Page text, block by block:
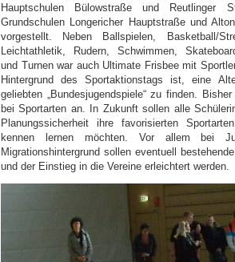
Hauptschulen Bülowstraße und Reutlinger
Grundschulen Longericher Hauptstraße und
vorgestellt. Neben Ballspielen, Basketball/
Leichtathletik, Rudern, Schwimmen,
und Turnen war auch Ultimate Frisbee mit
Hintergrund des Sportaktionstags ist, eine
geliebten „Bundesjugendspiele“ zu finden.
bei Sportarten an. In Zukunft sollen alle
Planungssicherheit ihre favorisierten
kennen lernen möchten. Vor allem bei
Migrationshintergrund sollen eventuell
und der Einstieg in die Vereine erleichtert werden.